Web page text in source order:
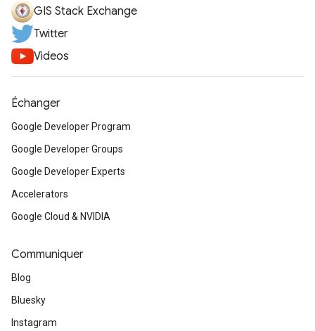
GIS Stack Exchange
Twitter
Videos
Échanger
Google Developer Program
Google Developer Groups
Google Developer Experts
Accelerators
Google Cloud & NVIDIA
Communiquer
Blog
Bluesky
Instagram